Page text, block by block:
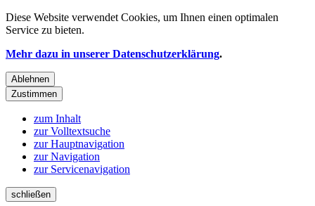
Diese Website verwendet Cookies, um Ihnen einen optimalen
Service zu bieten.
Mehr dazu in unserer Datenschutzerklärung.
Ablehnen
Zustimmen
zum Inhalt
zur Volltextsuche
zur Hauptnavigation
zur Navigation
zur Servicenavigation
schließen